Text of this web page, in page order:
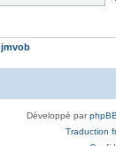
jmvob
Développé parphpBB
Traduction